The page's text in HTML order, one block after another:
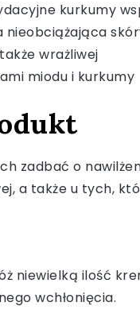
kurkumy
nieobciążająca
wrażliwej
miodu i kurkumy
zadbać o
a także u tych,
niewielką ilość
wchłonięcia.